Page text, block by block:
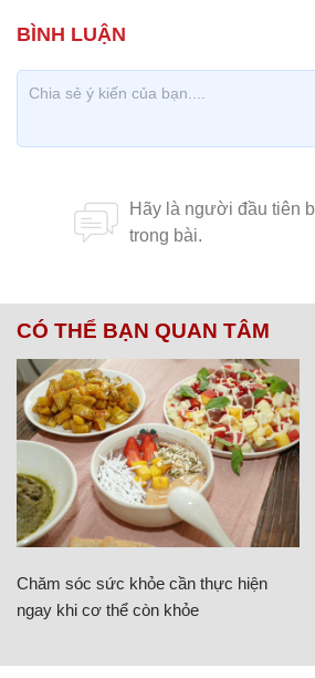
CÓ THỂ BẠN QUAN TÂM
Chăm sóc sức khỏe cần thực hiện
ngay khi cơ thể còn khỏe